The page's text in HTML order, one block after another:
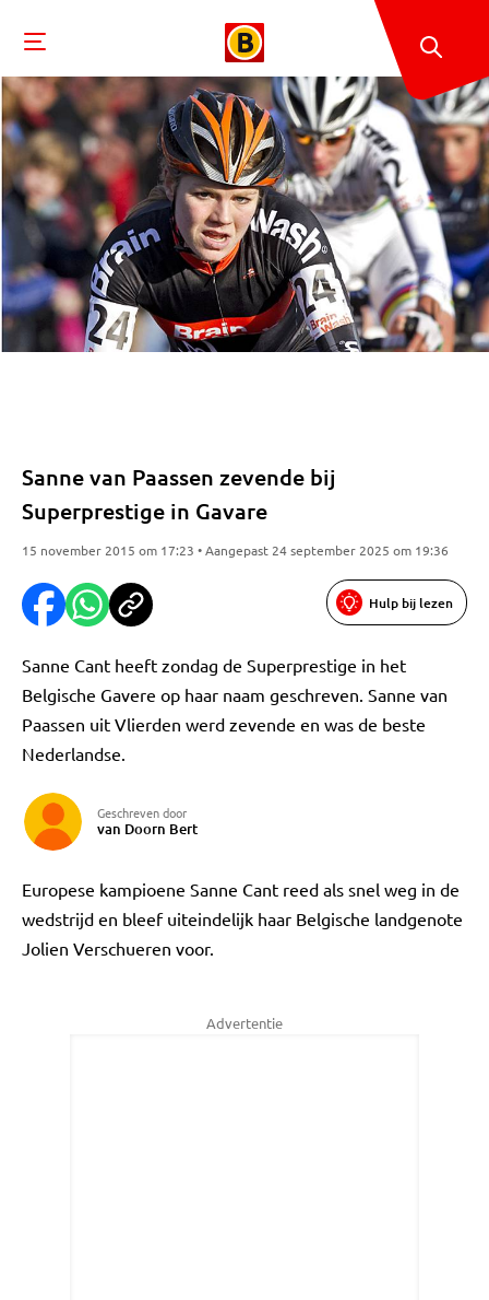
Sanne van Paassen zevende bij
Superprestige in Gavare
15 november 2015 om 17:23 • Aangepast 24 september 2025 om 19:36
Hulp bij lezen
Sanne Cant heeft zondag de Superprestige in het
Belgische Gavere op haar naam geschreven. Sanne van
Paassen uit Vlierden werd zevende en was de beste
Nederlandse.
Geschreven door
van Doorn Bert
Europese kampioene Sanne Cant reed als snel weg in de
wedstrijd en bleef uiteindelijk haar Belgische landgenote
Jolien Verschueren voor.
Advertentie